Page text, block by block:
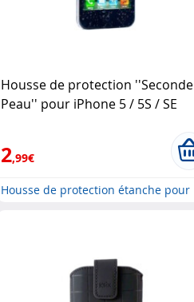
Housse de protection ''Seconde
Peau'' pour iPhone 5 / 5S / SE
2,99€
Housse de protection étanche pour